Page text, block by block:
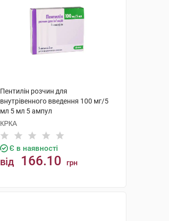
Пентилін розчин для
внутрівенного введення 100 мг/5
мл 5 мл 5 ампул
КРКА
Є в наявності
від 166.10 грн